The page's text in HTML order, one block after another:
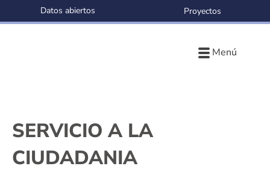
Menú
Datos abiertos Proyectos
SERVICIO A LA
CIUDADANIA